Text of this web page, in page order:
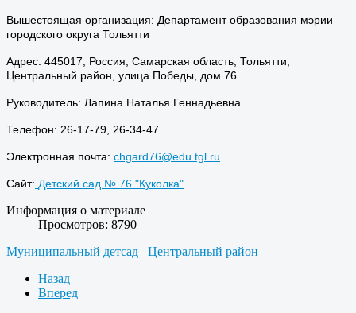
Вышестоящая организация: Департамент образования мэрии
городского округа Тольятти
Адрес: 445017, Россия, Самарская область, Тольятти,
Центральный район, улица Победы, дом 76
Руководитель: Лапина Наталья Геннадьевна
Телефон: 26-17-79, 26-34-47
Электронная почта: chgard76@edu.tgl.ru
Сайт: Детский сад № 76 "Куколка"
Информация о материале
Просмотров: 8790
Муниципальный детсад
Центральный район
Назад
Вперед